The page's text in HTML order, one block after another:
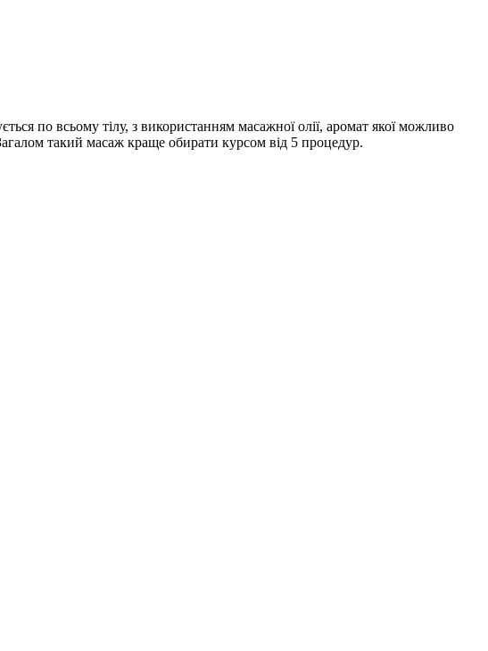
по всьому тілу, з використанням масажної олії, аромат якої можливо
такий масаж краще обирати курсом від 5 процедур.